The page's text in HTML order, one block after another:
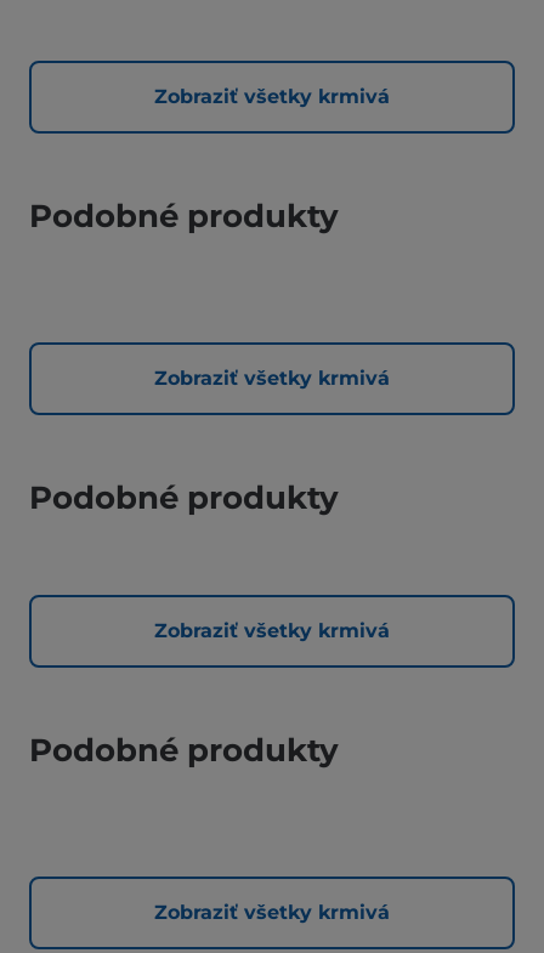
Zobraziť všetky krmivá
Podobné produkty
Zobraziť všetky krmivá
Podobné produkty
Zobraziť všetky krmivá
Podobné produkty
Zobraziť všetky krmivá